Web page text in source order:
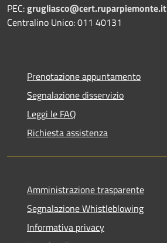
PEC:grugliasco@cert.ruparpiemonte.it
Centralino Unico: 011 40131
Prenotazione appuntamento
Segnalazione disservizio
Leggi le FAQ
Richiesta assistenza
Amministrazione trasparente
Segnalazione Whistleblowing
Informativa privacy